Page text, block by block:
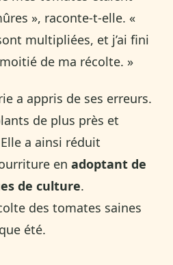
», raconte-t-elle. «
multipliées, et j’ai fini
de ma récolte. »
a appris de ses erreurs.
de plus près et
a ainsi réduit
en adoptant de
de culture.
des tomates saines
été.